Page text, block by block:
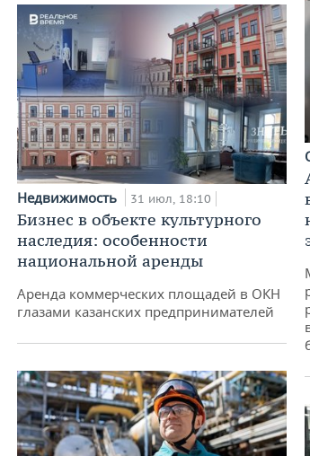
Недвижимость 31 июл, 18:10
Бизнес в объекте культурного
наследия: особенности
национальной аренды
Аренда коммерческих площадей в ОКН
глазами казанских предпринимателей